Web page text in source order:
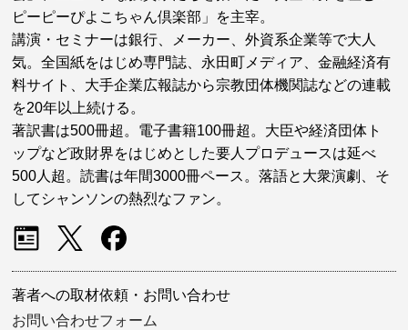
ピーピーぴよこちゃん倶楽部」を主宰。
講演・セミナーは銀行、メーカー、外資系企業等で大人
気。全国紙をはじめ専門誌、永田町メディア、金融経済有
料サイト、大手企業広報誌から宗教団体機関誌などの連載
を20年以上続ける。
著訳書は500冊超。電子書籍100冊超。大臣や経済団体ト
ップなど政財界をはじめとした要人プロデュースは延べ
500人超。読書は年間3000冊ペース。落語と大衆演劇、そ
してシャンソンの熱烈なファン。
著者への取材依頼・お問い合わせ
お問い合わせフォーム